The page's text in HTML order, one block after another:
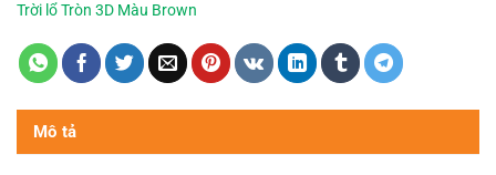
Trời lổ Tròn 3D Màu Brown
Mô tả